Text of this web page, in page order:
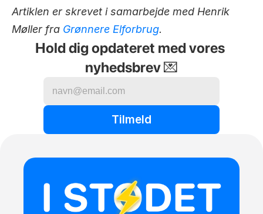
Artiklen er skrevet i samarbejde med Henrik
Møller fra Grønnere Elforbrug.
Hold dig opdateret med vores
nyhedsbrev 💌